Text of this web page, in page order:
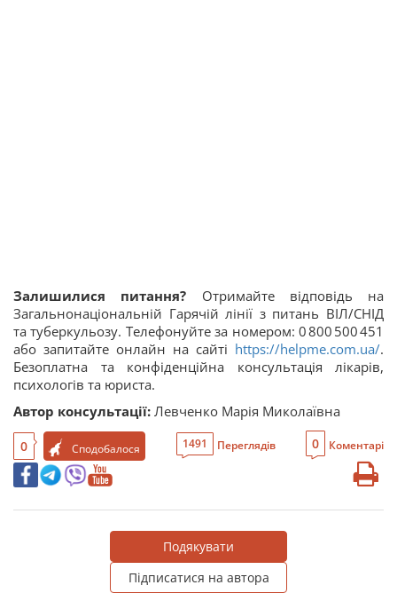
Залишилися питання? Отримайте відповідь на
Загальнонаціональній Гарячій лінії з питань ВІЛ/СНІД
та туберкульозу. Телефонуйте за номером: 0 800 500 451
або запитайте онлайн на сайті https://helpme.com.ua/.
Безоплатна та конфіденційна консультація лікарів,
психологів та юриста.
Автор консультації: Левченко Марія Миколаївна
0 Сподобалося 1491 Переглядів 0 Коментарі
Подякувати
Підписатися на автора